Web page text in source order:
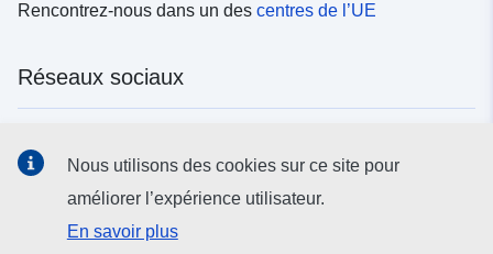
Rencontrez-nous dans un des centres de l’UE
Réseaux sociaux
Institutions et organes de l’UE
Nous utilisons des cookies sur ce site pour
améliorer l’expérience utilisateur.
En savoir plus